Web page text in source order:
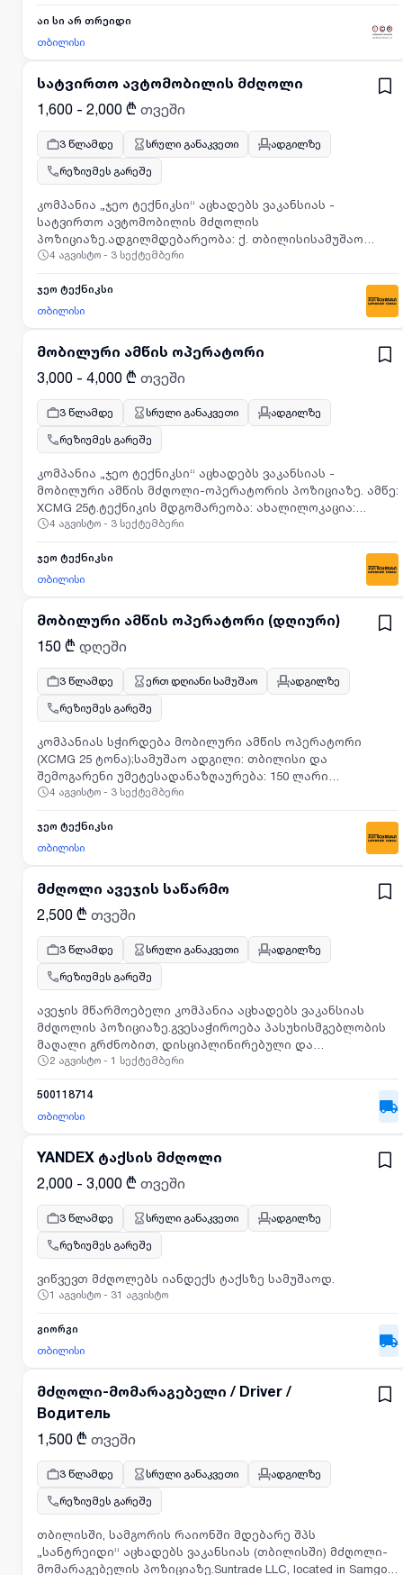
შესაძლებელია თქვენი კანდიდატურის განხილვა სხვა
შესაბამის პოზიციებზეც. რეზიუმეს გამოგზავნით
აი სი არ თრეიდი
თბილისი
სატვირთო ავტომობილის მძღოლი
1,600 - 2,000 ₾ თვეში
3 წლამდე სრული განაკვეთი
ადგილზე
რეზიუმეს გარეშე
კომპანია „ჯეო ტექნიკსი“ აცხადებს ვაკანსიას -
სატვირთო ავტომობილის მძღოლის
პოზიციაზე.ადგილმდებარეობა: ქ. თბილისისამუშაო
განრიგი: სრული; (09:00-18:00)ძირითადი მოვალეობები:
(საქართველოს ტერიტორიაზე); კომპანიის
სატრანსპორტო საშუალების ტექნიკური მდგომარეობის
საშუალო განათლება; მსგავს პოზიციაზე მუშაობის
გამოცდილება; მართვის მოწმობის C კატეგორია;
გამოცდილება. პიროვნული კომპეტენციები/უნარები:
პასუხისმგებლობის მაღალი გრძნობა;
პუნქტუალურობა.ბენეფიტები: ჯანმრთელობის დაზღვევა;
ხელფასზე არასრულწლოვანი შვილების ყოლის
შემთხვევაში.დაინტერესების შემთხვევაში, გთხოვთ,
გამოაგზავნეთ CV ელექტრონულ მისამართზე და
სათაურის ველში ( subject) მიუთითეთ პოზიციის
დაგვიკავშირდით ნომერზე.გასაუბრება ჩატარდება
შერჩეულ კანდიდატებთან.
4 აგვისტო - 3 სექტემბერი
ჯეო ტექნიკსი
თბილისი
მობილური ამწის ოპერატორი
3,000 - 4,000 ₾ თვეში
3 წლამდე სრული განაკვეთი
ადგილზე
რეზიუმეს გარეშე
კომპანია „ჯეო ტექნიკსი“ აცხადებს ვაკანსიას -
მობილური ამწის მძღოლი-ოპერატორის პოზიციაზე. ამწე:
XCMG 25ტ.ტექნიკის მდგომარეობა: ახალილოკაცია:
თბილისიაუცილებელია: მართვის მოწმობა (S) და
შეთანხმდება გასაურებაზე)
4 აგვისტო - 3 სექტემბერი
ჯეო ტექნიკსი
თბილისი
მობილური ამწის ოპერატორი (დღიური)
150 ₾ დღეში
3 წლამდე ერთ დღიანი სამუშაო
ადგილზე
რეზიუმეს გარეშე
კომპანიას სჭირდება მობილური ამწის ოპერატორი
(XCMG 25 ტონა);სამუშაო ადგილი: თბილისი და
შემოგარენი უმეტესადანაზღაურება: 150 ლარი
(დღიურად)აუცილებელია მართვის მოწმობის
დაგვიკავშირდით.
4 აგვისტო - 3 სექტემბერი
ჯეო ტექნიკსი
თბილისი
მძღოლი ავეჯის საწარმო
2,500 ₾ თვეში
3 წლამდე სრული განაკვეთი
ადგილზე
რეზიუმეს გარეშე
ავეჯის მწარმოებელი კომპანია აცხადებს ვაკანსიას
მძღოლის პოზიციაზე.გვესაჭიროება პასუხისმგებლობის
მაღალი გრძნობით, დისციპლინირებული და
შრომისმოყვარე მძღოლი, რომელიც მზად არის იმუშაოს
გარემოში.მოვალეობები:* ავეჯის უსაფრთხო
ტრანსპორტირება დანიშნულების ადგილზე;*
სტანდარტების დაცვა;* ჩატვირთვა-გადმოტვირთვის
პროცესში ფიზიკური დახმარება საჭიროების
პოზიციაზე მუშაობის გამოცდილება;* მოქმედი მართვის
მოწმობა;* ფიზიკური შრომის შესრულების უნარი და
მძიმე ტვირთთან მუშაობის მზადყოფნა;*
გუნდური მუშაობის უნარი;* ალკოჰოლის ან მსგავსი
საშუალებების ზემოქმედების ქვეშ სამსახურში
2 აგვისტო - 1 სექტემბერი
500118714
თბილისი
YANDEX ტაქსის მძღოლი
2,000 - 3,000 ₾ თვეში
3 წლამდე სრული განაკვეთი
ადგილზე
რეზიუმეს გარეშე
ვიწვევთ მძღოლებს იანდექს ტაქსზე სამუშაოდ.
1 აგვისტო - 31 აგვისტო
გიორგი
თბილისი
მძღოლი-მომარაგებელი / Driver /
Водитель
1,500 ₾ თვეში
3 წლამდე სრული განაკვეთი
ადგილზე
რეზიუმეს გარეშე
თბილისში, სამგორის რაიონში მდებარე შპს
„სანტრეიდი“ აცხადებს ვაკანსიას (თბილისში) მძღოლი-
მომარაგებელის პოზიციაზე.Suntrade LLC, located in Samgori